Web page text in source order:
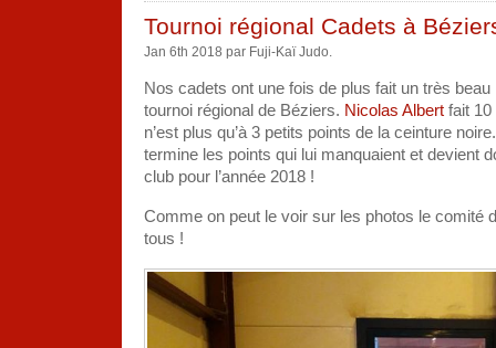
Juniors
Moissac
Tournoi régional Cadets à
Jan 6th 2018 par Fuji-Kaï Judo.
Nos cadets ont une fois de plus fait un très beau
tournoi régional de Béziers. Nicolas Albert fait
n’est plus qu’à 3 petits points de la ceinture
termine les points qui lui manquaient et devient
club pour l’année 2018 !
Comme on peut le voir sur les photos le comité
tous !